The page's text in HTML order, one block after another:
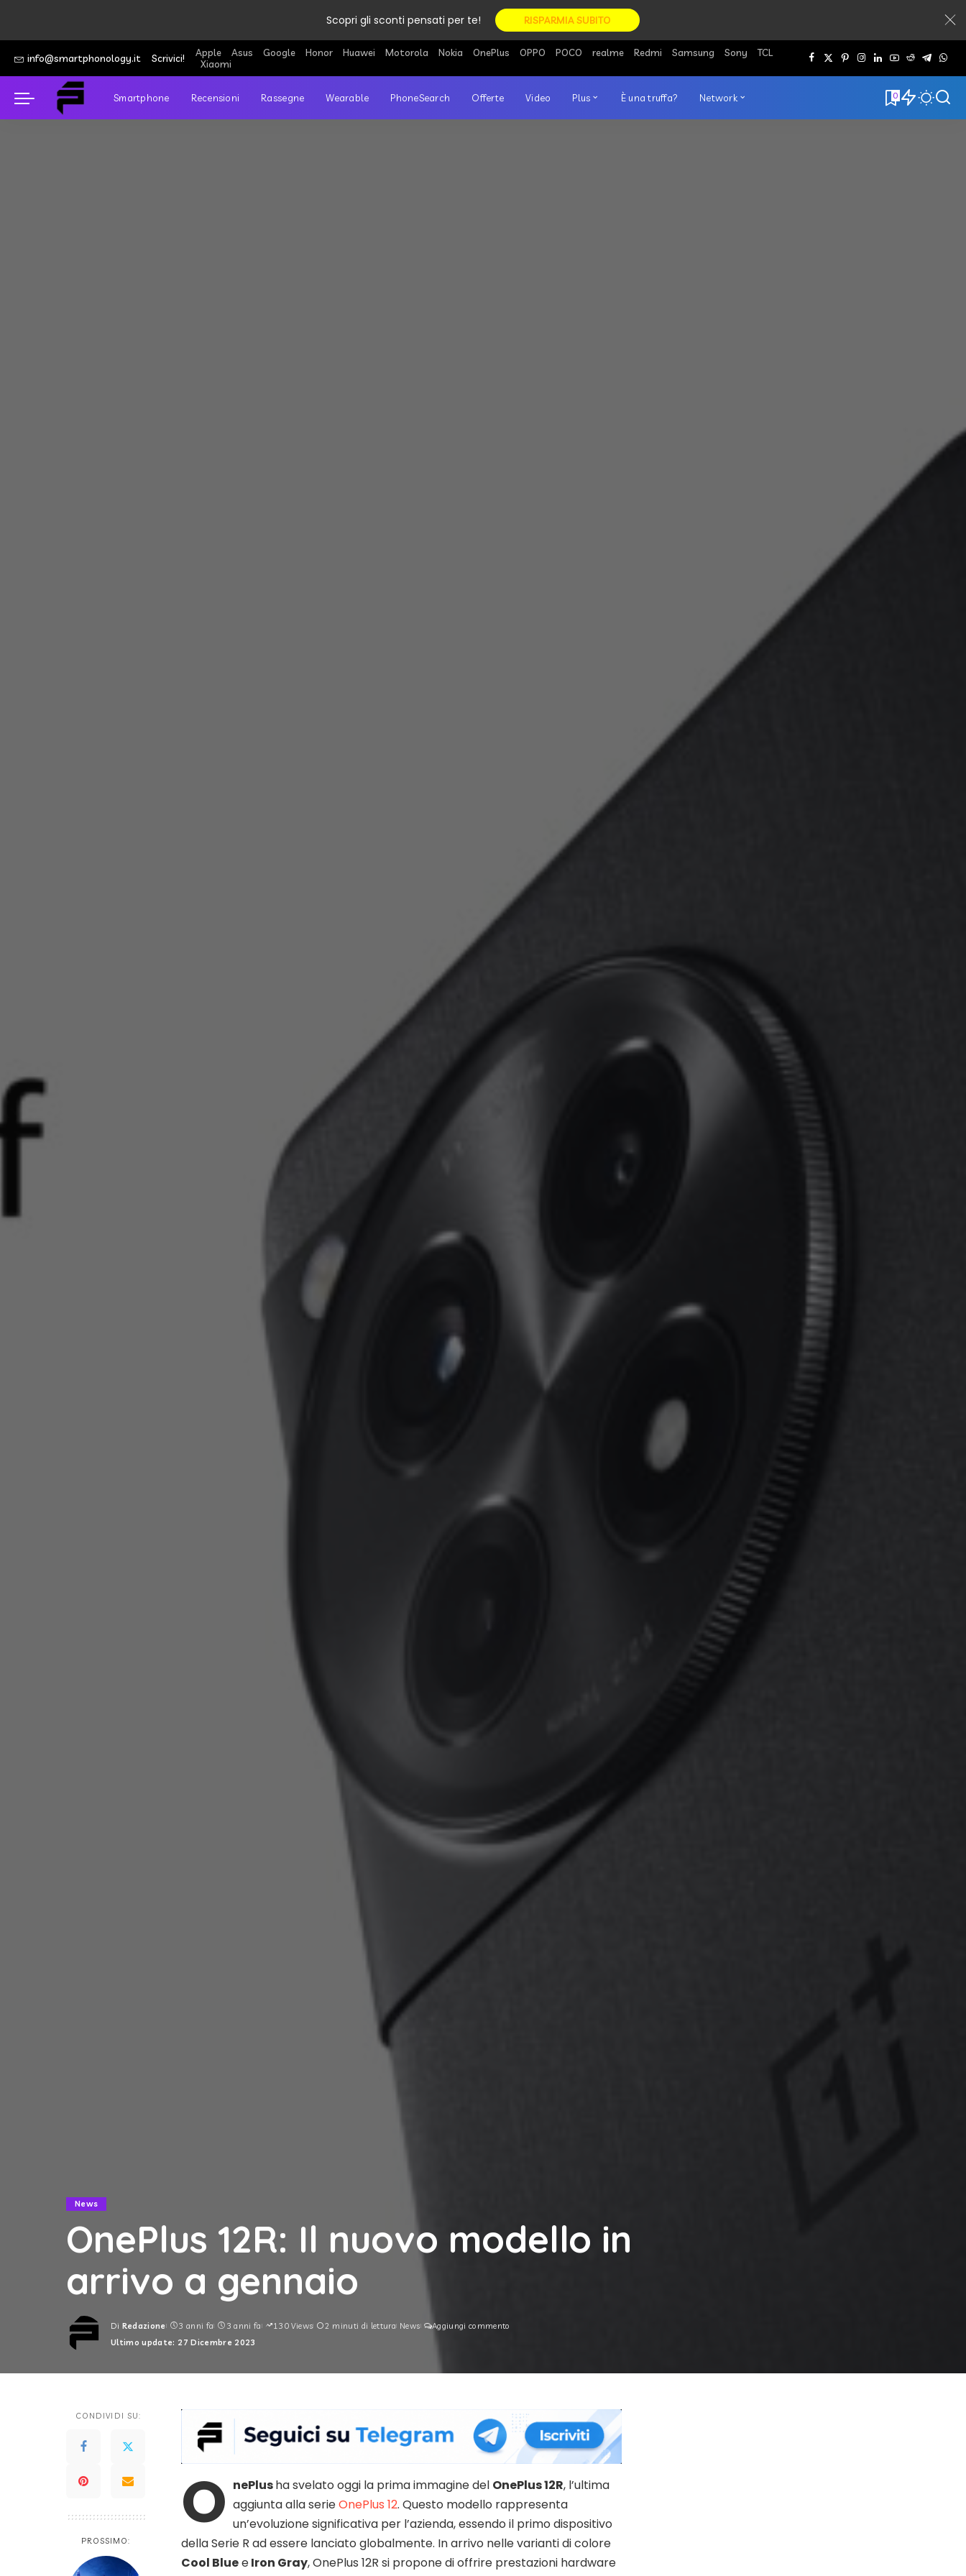
Scopri gli sconti pensati per te! RISPARMIA SUBITO
info@smartphonology.it Scrivici! Apple Asus Google Honor Huawei Motorola Nokia OnePlus OPPO POCO realme Redmi Samsung Sony
TCL
Xiaomi
Smartphone Recensioni Rassegne Wearable PhoneSearch Offerte Video Plus È una truffa? Network 0
News
OnePlus 12R: Il nuovo modello in
arrivo a gennaio
Posted
by
Di Redazione 3 anni fa 3 anni fa 130 Views 2 minuti di lettura News
Aggiungi commento
Ultimo update: 27 Dicembre 2023
CONDIVIDI SU:
PROSSIMO: O nePlusha svelato oggi la prima immagine del OnePlus 12R, l’ultima
aggiunta alla serieOnePlus 12. Questo modello rappresenta
un’evoluzione significativa per l’azienda, essendo il primo dispositivo
della Serie R ad essere lanciato globalmente. In arrivo nelle varianti di colore
Cool BlueeIron Gray, OnePlus 12R si propone di offrire prestazioni hardware